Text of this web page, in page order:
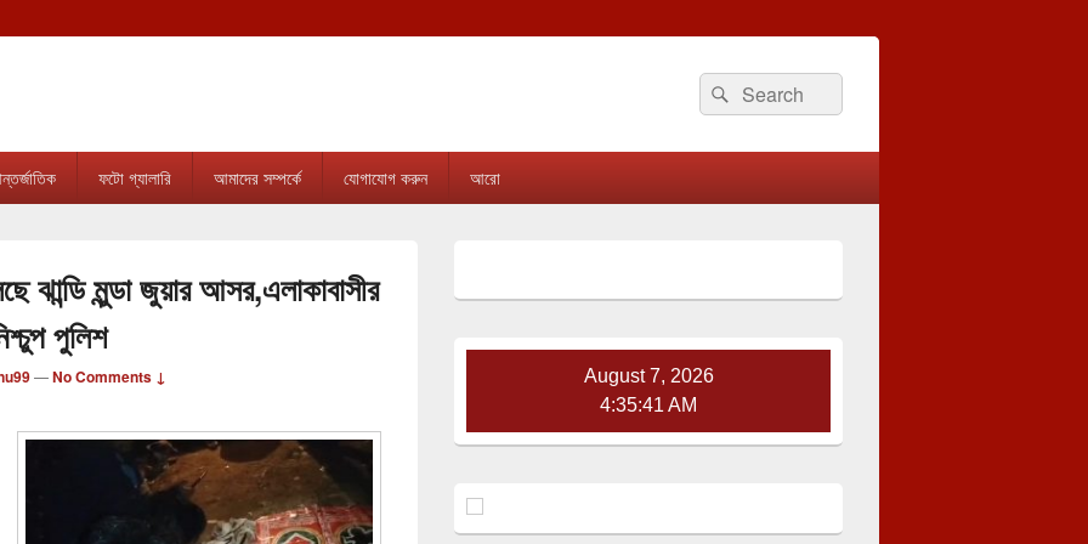
Search
for:
Search
ফটো গ্যালারি আমাদের সম্পর্কে যোগাযোগ করুন আরো
ঝান্ডি মুন্ডা জুয়ার আসর,এলাকাবাসীর
পুলিশ
—No Comments ↓
Widget
August 7, 2026
4:35:42 AM